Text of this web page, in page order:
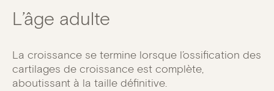
L’âge adulte
La croissance se termine lorsque l’ossification des
cartilages de croissance est complète,
aboutissant à la taille définitive.